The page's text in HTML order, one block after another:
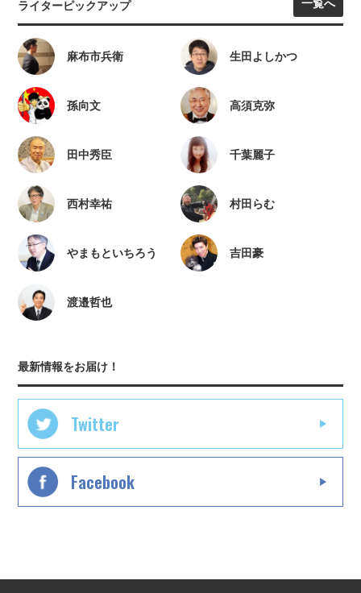
ライターピックアップ 一覧へ
麻布市兵衛 生田よしかつ
孫向文 高須克弥
田中秀臣 千葉麗子
西村幸祐 村田らむ
やまもといちろう 吉田豪
渡邉哲也
最新情報をお届け！
Twitter
Facebook